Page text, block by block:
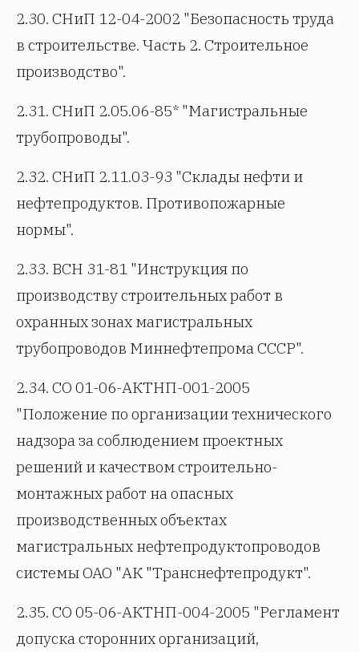
2.30. СНиП 12-04-2002 "Безопасность труда
в строительстве. Часть 2. Строительное
производство".
2.31. СНиП 2.05.06-85* "Магистральные
трубопроводы".
2.32. СНиП 2.11.03-93 "Склады нефти и
нефтепродуктов. Противопожарные
нормы".
2.33. ВСН 31-81 "Инструкция по
производству строительных работ в
охранных зонах магистральных
трубопроводов Миннефтепрома СССР".
2.34. СО 01-06-АКТНП-001-2005
"Положение по организации технического
надзора за соблюдением проектных
решений и качеством строительно-
монтажных работ на опасных
производственных объектах
магистральных нефтепродуктопроводов
системы ОАО "АК "Транснефтепродукт".
2.35. СО 05-06-АКТНП-004-2005 "Регламент
допуска сторонних организаций,